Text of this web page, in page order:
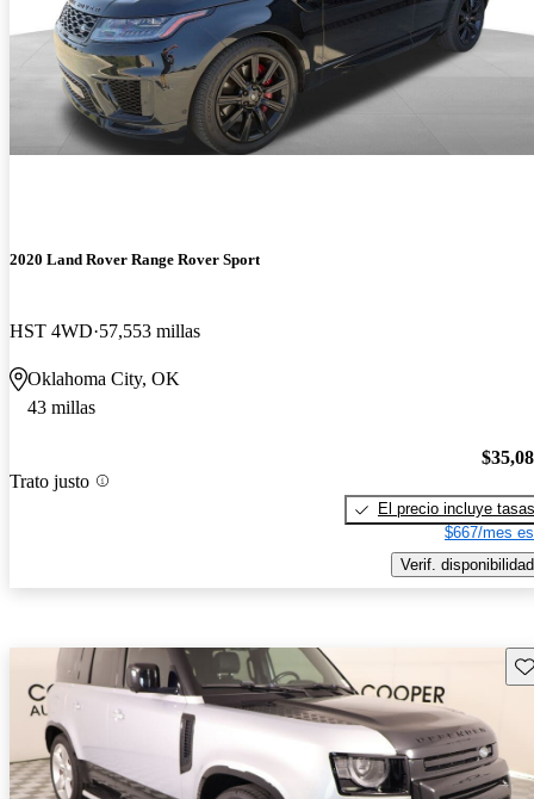
2020 Land Rover Range Rover Sport
HST 4WD 57,553 millas
Oklahoma City, OK
43 millas
Trato justo
El precio incluye tasas
$667/mes
Verif. disponibilidad